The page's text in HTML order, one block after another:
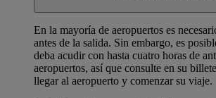
En la mayoría de aeropuertos es
antes de la salida. Sin embargo, es
deba acudir con hasta cuatro horas de
aeropuertos, así que consulte en su
llegar al aeropuerto y comenzar su viaje.